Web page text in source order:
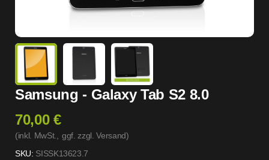
Samsung - Galaxy Tab S2 8.0
70,00 €
(inkl. MwSt., ggf. zzgl. Versand)
SKU: SISSK13623.7